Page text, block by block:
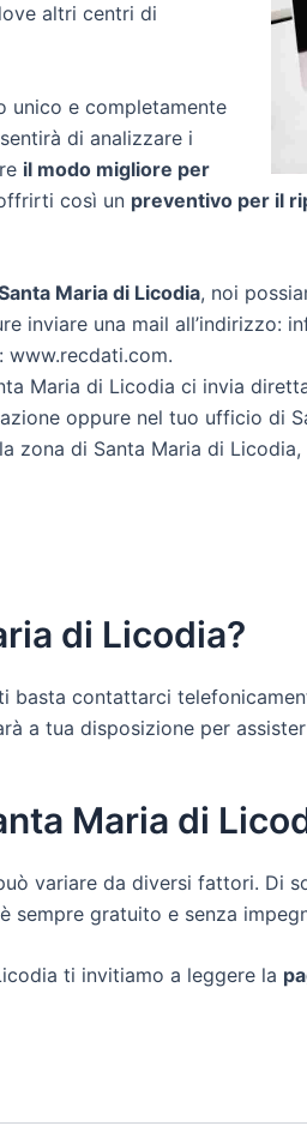
altri centri di
unico e completamente
di analizzare i
il modo migliore per
così un preventivo per il
Maria di Licodia, noi
inviare una mail all’indirizzo:
Maria di Licodia ci invia
oppure nel tuo ufficio di
zona di Santa Maria di
di Licodia?
contattarci
a tua disposizione per
Maria di
variare da diversi fattori. Di
sempre gratuito e senza
ti invitiamo a leggere la